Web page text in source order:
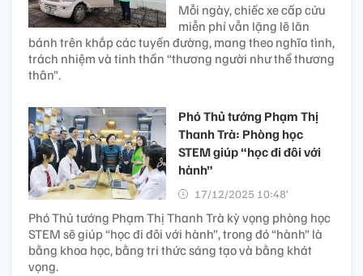
Mỗi ngày, chiếc xe cấp cứu
miễn phí vẫn lặng lẽ lăn
bánh trên khắp các tuyến đường, mang theo nghĩa tình,
trách nhiệm và tinh thần “thương người như thể thương
thân”.
Phó Thủ tướng Phạm Thị
Thanh Trà: Phòng học
STEM giúp “học đi đôi với
hành”
17/12/2025 10:48’
Phó Thủ tướng Phạm Thị Thanh Trà kỳ vọng phòng học
STEM sẽ giúp “học đi đôi với hành”, trong đó “hành” là
bằng khoa học, bằng tri thức sáng tạo và bằng khát
vọng.